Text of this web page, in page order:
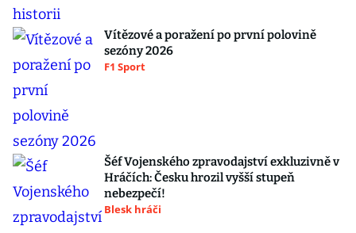
Vítězové a poražení po první polovině
sezóny 2026
F1 Sport
Šéf Vojenského zpravodajství exkluzivně v
Hráčích: Česku hrozil vyšší stupeň
nebezpečí!
Blesk hráči